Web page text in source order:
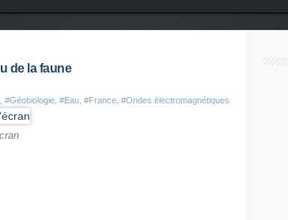
de la faune
#Géobiologie #Eau #France #Ondes électromagnétiques